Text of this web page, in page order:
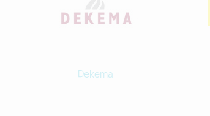
Dekema